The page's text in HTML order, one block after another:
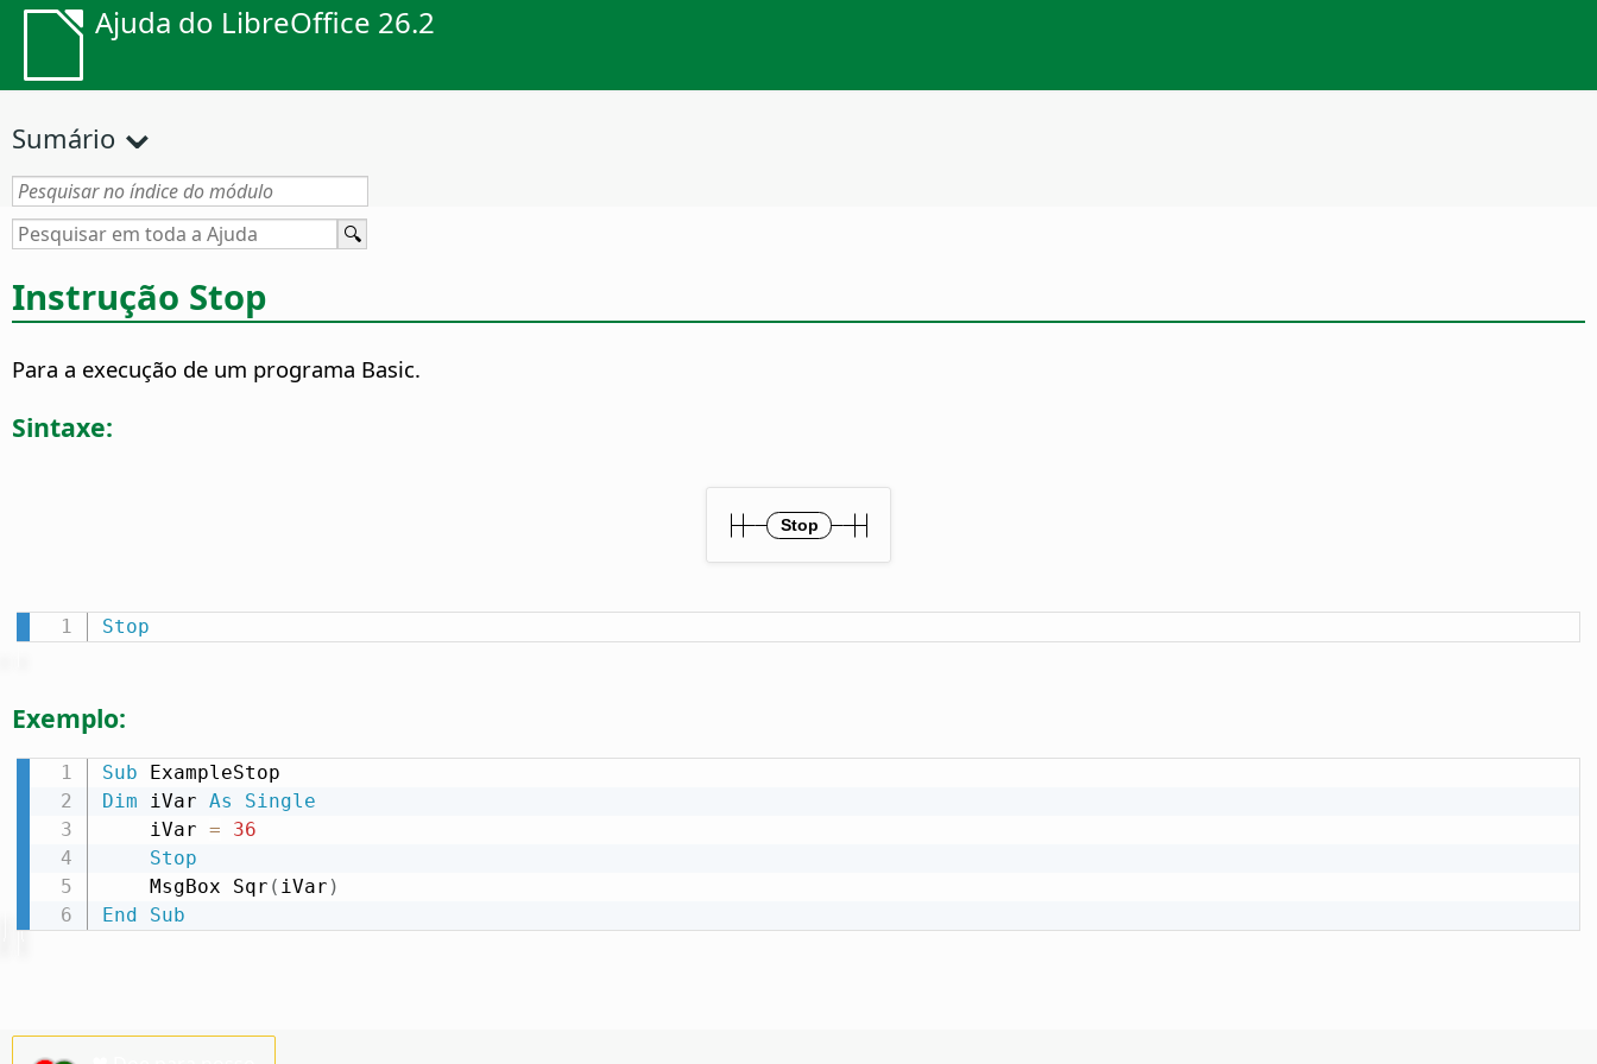
Ajuda do LibreOffice 26.2
Sumário
Instrução Stop
Para a execução de um programa Basic.
Sintaxe:
Stop
Exemplo:
Sub
Dim iVar As
Single
    iVar
=
36
Stop
    MsgBox Sqr
( iVar )
End
Sub